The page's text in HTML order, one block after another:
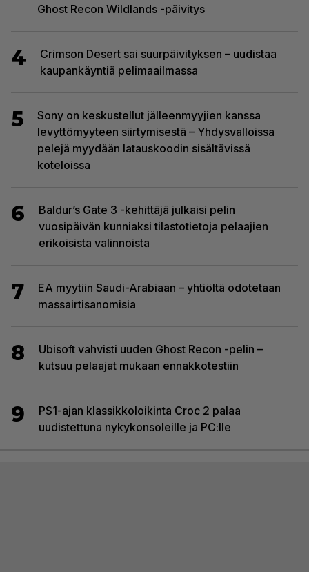
Ghost Recon Wildlands -päivitys
4
Crimson Desert sai suurpäivityksen – uudistaa
kaupankäyntiä pelimaailmassa
5
Sony on keskustellut jälleenmyyjien kanssa
levyttömyyteen siirtymisestä – Yhdysvalloissa
pelejä myydään latauskoodin sisältävissä
koteloissa
6
Baldur’s Gate 3 -kehittäjä julkaisi pelin
vuosipäivän kunniaksi tilastotietoja pelaajien
erikoisista valinnoista
7
EA myytiin Saudi-Arabiaan – yhtiöltä odotetaan
massairtisanomisia
8
Ubisoft vahvisti uuden Ghost Recon -pelin –
kutsuu pelaajat mukaan ennakkotestiin
9
PS1-ajan klassikkoloikinta Croc 2 palaa
uudistettuna nykykonsoleille ja PC:lle